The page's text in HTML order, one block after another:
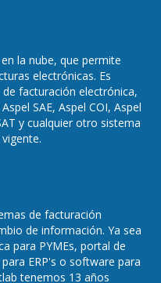
la nube, que permite
electrónicas. Es
facturación electrónica,
SAE, Aspel COI, Aspel
y cualquier otro sistema
de facturación
de información. Ya sea
para PYMEs, portal de
ERP's o software para
tenemos 13 años